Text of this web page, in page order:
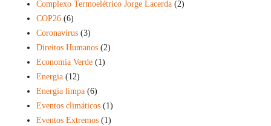
Complexo Termoelétrico Jorge Lacerda (2)
COP26 (6)
Coronavírus (3)
Direitos Humanos (2)
Economia Verde (1)
Energia (12)
Energia limpa (6)
Eventos climáticos (1)
Eventos Extremos (1)